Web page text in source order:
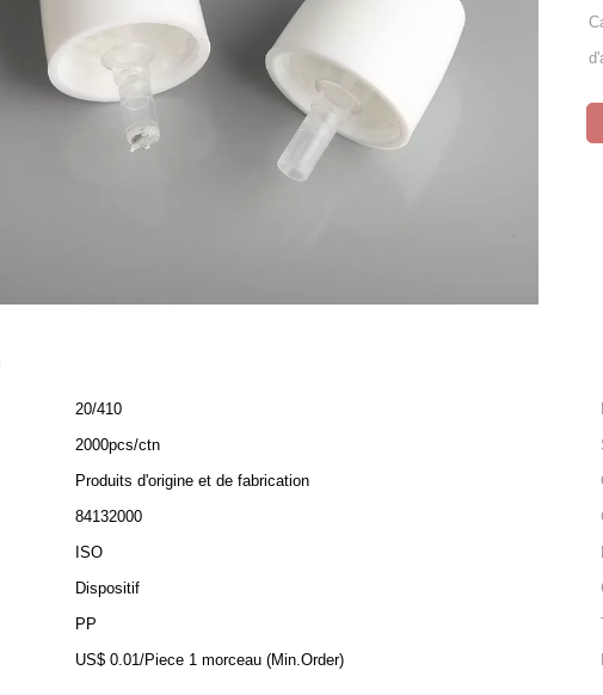
20/410
2000pcs/ctn
Produits d'origine et de fabrication
84132000
ISO
Dispositif
PP
US$ 0.01/Piece 1 morceau (Min.Order)